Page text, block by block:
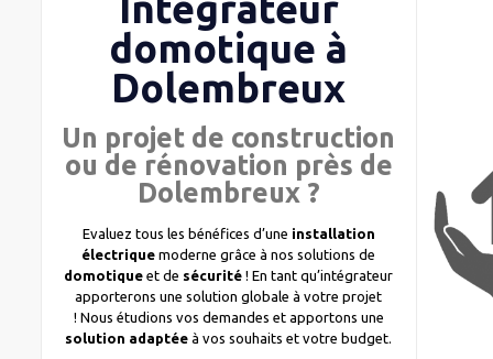
domotique à
Dolembreux
Un projet de construction
ou de rénovation près de
Dolembreux ?
Evaluez tous les bénéfices d’une installation
électrique moderne grâce à nos solutions de
domotique et de sécurité ! En tant qu’intégrateur
apporterons une solution globale à votre projet
! Nous étudions vos demandes et apportons une
solution adaptéeà vos souhaits et votre budget.